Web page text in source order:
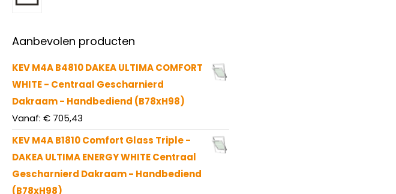
Aanbevolen producten
KEV M4A B4810 DAKEA ULTIMA COMFORT
WHITE - Centraal Gescharnierd
Dakraam - Handbediend (B78xH98)
Vanaf: € 705,43
KEV M4A B1810 Comfort Glass Triple -
DAKEA ULTIMA ENERGY WHITE Centraal
Gescharnierd Dakraam - Handbediend
(B78xH98)